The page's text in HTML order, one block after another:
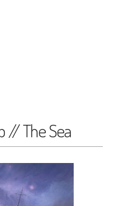
// The Sea